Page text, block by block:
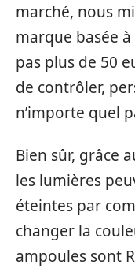
marché, nous
marque basée
pas plus de 50
de contrôler,
n’importe quel
Bien sûr, grâce
les lumières
éteintes par
changer la
ampoules sont